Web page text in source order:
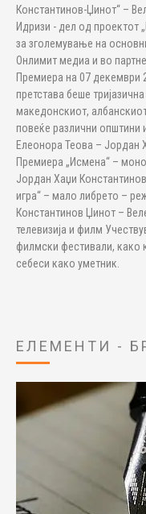
Константинов-Џинот“ –
Идризи - дел од проектот
за зголемување на
Онлимит медиа и во
Премиера на 07 декември
претстава беше
македонскиот,
повеќе различни општини
Елеонора Теова – Јордан
Премиера „Исмена“ –
Јордан Хаџи
игра“ – мало либрето –
Константинов Џинот –
телевизија и филм
филмски фестивали, како
себеси како уметник.
ЕЛЕМЕНТИ -